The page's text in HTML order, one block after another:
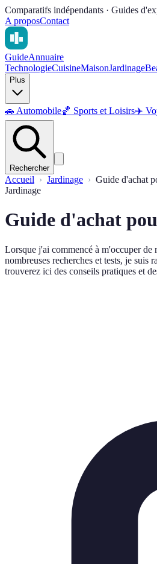
Comparatifs indépendants · Guides
A proposContact
GuideAnnuaire
TechnologieCuisineMaisonJardinage
Plus
🚗 Automobile🏀 Sports et Loisirs✈️
Rechercher
Accueil Jardinage
Guide d'achat
Jardinage
Guide d'achat
Lorsque j'ai commencé à m'occuper de
nombreuses recherches et tests, je
trouverez ici des conseils pratiques et